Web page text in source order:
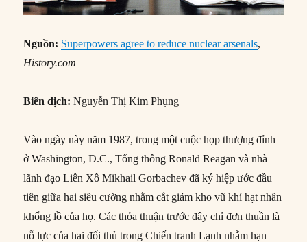
Nguồn: Superpowers agree to reduce nuclear arsenals,
History.com
Biên dịch: Nguyễn Thị Kim Phụng
Vào ngày này năm 1987, trong một cuộc họp thượng đỉnh
ở Washington, D.C., Tổng thống Ronald Reagan và nhà
lãnh đạo Liên Xô Mikhail Gorbachev đã ký hiệp ước đầu
tiên giữa hai siêu cường nhằm cắt giảm kho vũ khí hạt nhân
khổng lồ của họ. Các thỏa thuận trước đây chỉ đơn thuần là
nỗ lực của hai đối thủ trong Chiến tranh Lạnh nhằm hạn